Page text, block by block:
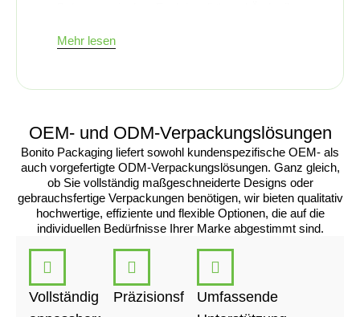
spezialisiert, maßgeschneiderte Displayboxen
mit Staubschutzklappen anzubieten, die Ihre
Displayboxen mit Staubschutzklappen vor, die
eine ideale Wahl für Ihre
Verpackungsanforderungen darstellen.
Was sind
Schaukästen mit
Staubschutzklappen?
Schaukästen mit Staubklappen sind eine Art
von Verpackung, die dazu dient, Produkte
Mehr lesen
OEM- und ODM-Verpackungslösungen
Bonito Packaging liefert sowohl kundenspezifische OEM- als
auch vorgefertigte ODM-Verpackungslösungen. Ganz gleich,
ob Sie vollständig maßgeschneiderte Designs oder
gebrauchsfertige Verpackungen benötigen, wir bieten qualitativ
hochwertige, effiziente und flexible Optionen, die auf die
individuellen Bedürfnisse Ihrer Marke abgestimmt sind.
Vollständig
PräzisionsfertigungUmfassende